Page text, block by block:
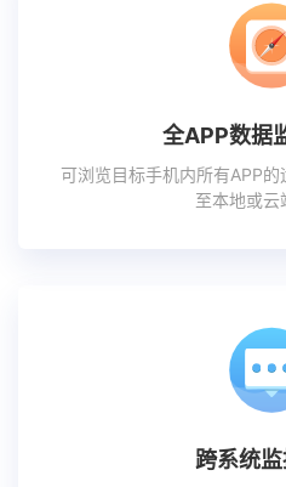
全APP数据
可浏览目标手机内所有APP
至本地或云
跨系统